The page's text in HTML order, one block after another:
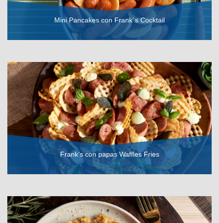
Mini Pancakes con Frank´s Cocktail
Frank’s con papas Waffles Fries